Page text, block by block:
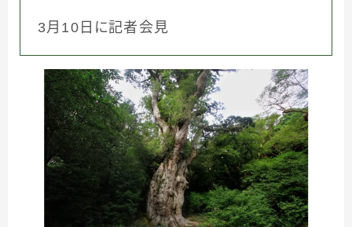
3月10日に記者会見